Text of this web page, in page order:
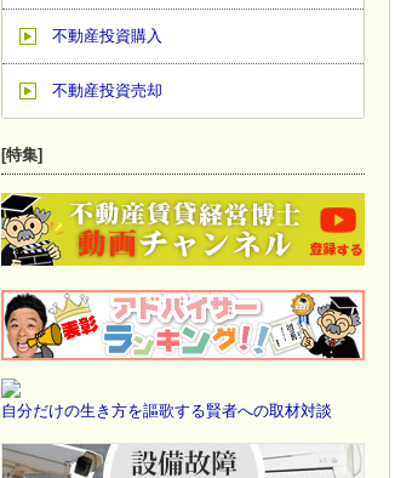
不動産投資購入
不動産投資売却
[特集]
自分だけの生き方を謳歌する賢者への取材対談